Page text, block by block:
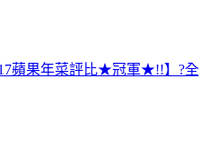
蘋果年菜評比★冠軍★!!】?全